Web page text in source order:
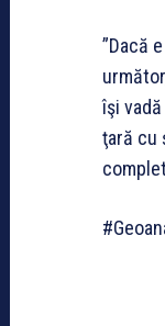
”Dacă
îşi
ţară cu